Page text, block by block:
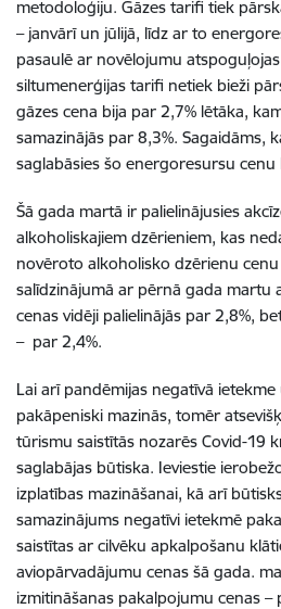
metodoloģiju. Gāzes tarifi tiek
– janvārī un jūlijā, līdz ar to
pasaulē ar novēlojumu
siltumenerģijas tarifi netiek bieži
gāzes cena bija par 2,7% lētāka,
samazinājās par 8,3%. Sagaidāms,
saglabāsies šo energoresursu
Šā gada martā ir palielinājusies
alkoholiskajiem dzērieniem, kas
novēroto alkoholisko dzērienu
salīdzinājumā ar pērnā gada martu
cenas vidēji palielinājās par 2,8%,
– par 2,4%.
Lai arī pandēmijas negatīvā
pakāpeniski mazinās, tomēr
tūrismu saistītās nozarēs Covid-19
saglabājas būtiska. Ieviestie
izplatības mazināšanai, kā arī
samazinājums negatīvi ietekmē
saistītas ar cilvēku apkalpošanu
aviopārvadājumu cenas šā gada.
izmitināšanas pakalpojumu cenas